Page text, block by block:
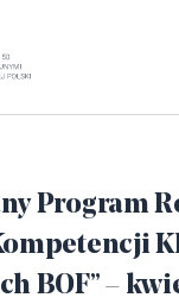
Program
BOF” –